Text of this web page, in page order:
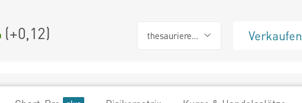
(+0,12) thesaurierend Verkaufen